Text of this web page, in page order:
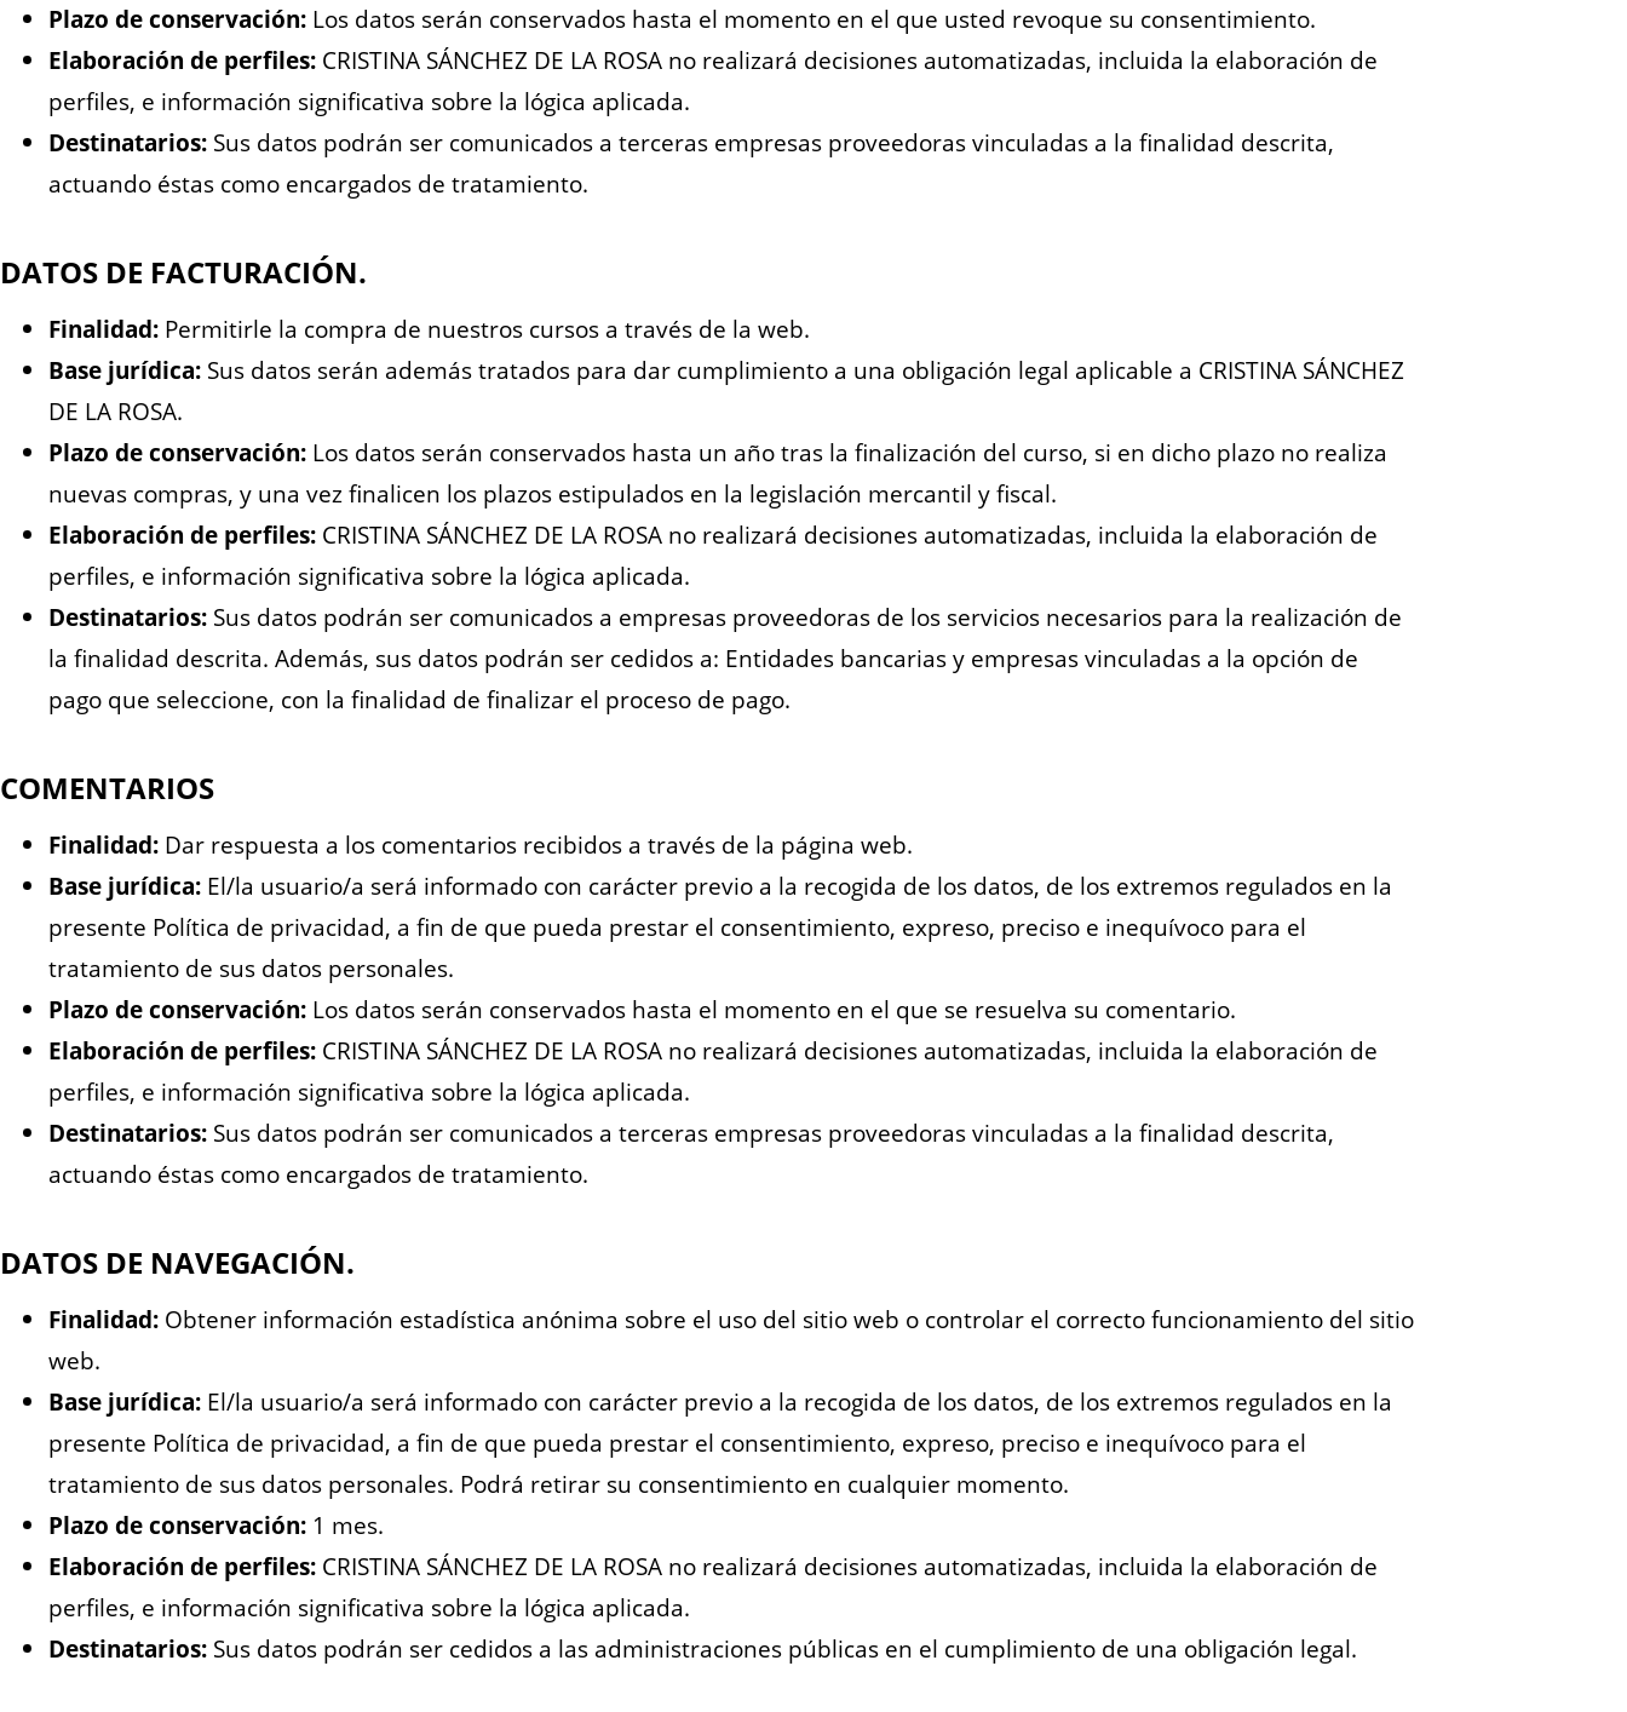
Plazo de conservación: Los datos serán conservados hasta el momento en el que usted revoque su consentimiento.
Elaboración de perfiles: CRISTINA SÁNCHEZ DE LA ROSA no realizará decisiones automatizadas, incluida la elaboración de
perfiles, e información significativa sobre la lógica aplicada.
Destinatarios: Sus datos podrán ser comunicados a terceras empresas proveedoras vinculadas a la finalidad descrita,
actuando éstas como encargados de tratamiento.
DATOS DE FACTURACIÓN.
Finalidad: Permitirle la compra de nuestros cursos a través de la web.
Base jurídica: Sus datos serán además tratados para dar cumplimiento a una obligación legal aplicable a CRISTINA SÁNCHEZ
DE LA ROSA.
Plazo de conservación: Los datos serán conservados hasta un año tras la finalización del curso, si en dicho plazo no realiza
nuevas compras, y una vez finalicen los plazos estipulados en la legislación mercantil y fiscal.
Elaboración de perfiles: CRISTINA SÁNCHEZ DE LA ROSA no realizará decisiones automatizadas, incluida la elaboración de
perfiles, e información significativa sobre la lógica aplicada.
Destinatarios: Sus datos podrán ser comunicados a empresas proveedoras de los servicios necesarios para la realización de
la finalidad descrita. Además, sus datos podrán ser cedidos a: Entidades bancarias y empresas vinculadas a la opción de
pago que seleccione, con la finalidad de finalizar el proceso de pago.
COMENTARIOS
Finalidad: Dar respuesta a los comentarios recibidos a través de la página web.
Base jurídica: El/la usuario/a será informado con carácter previo a la recogida de los datos, de los extremos regulados en la
presente Política de privacidad, a fin de que pueda prestar el consentimiento, expreso, preciso e inequívoco para el
tratamiento de sus datos personales.
Plazo de conservación: Los datos serán conservados hasta el momento en el que se resuelva su comentario.
Elaboración de perfiles: CRISTINA SÁNCHEZ DE LA ROSA no realizará decisiones automatizadas, incluida la elaboración de
perfiles, e información significativa sobre la lógica aplicada.
Destinatarios: Sus datos podrán ser comunicados a terceras empresas proveedoras vinculadas a la finalidad descrita,
actuando éstas como encargados de tratamiento.
DATOS DE NAVEGACIÓN.
Finalidad: Obtener información estadística anónima sobre el uso del sitio web o controlar el correcto funcionamiento del sitio
web.
Base jurídica: El/la usuario/a será informado con carácter previo a la recogida de los datos, de los extremos regulados en la
presente Política de privacidad, a fin de que pueda prestar el consentimiento, expreso, preciso e inequívoco para el
tratamiento de sus datos personales. Podrá retirar su consentimiento en cualquier momento.
Plazo de conservación: 1 mes.
Elaboración de perfiles: CRISTINA SÁNCHEZ DE LA ROSA no realizará decisiones automatizadas, incluida la elaboración de
perfiles, e información significativa sobre la lógica aplicada.
Destinatarios: Sus datos podrán ser cedidos a las administraciones públicas en el cumplimiento de una obligación legal.